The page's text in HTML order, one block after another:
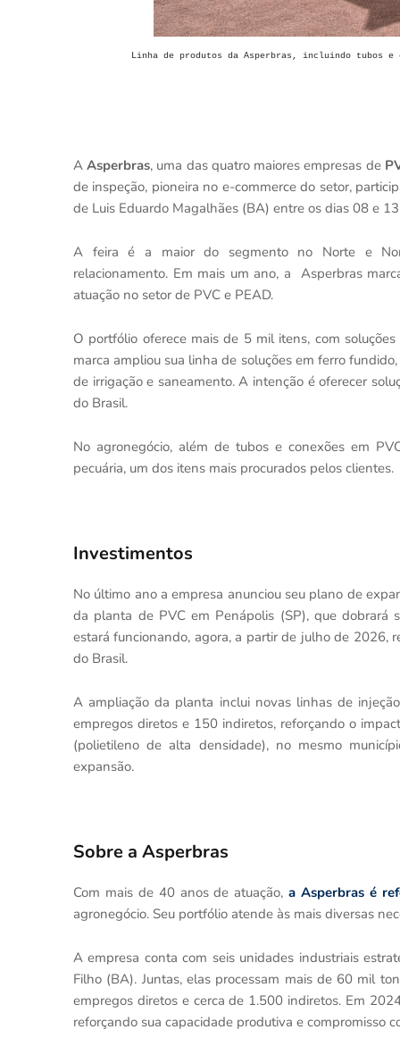
Linha de produtos da Asperbras, incluindo tubos e
AAsperbras, uma das quatro maiores empresas de
de inspeção, pioneira no e-commerce do setor,
de Luis Eduardo Magalhães (BA) entre os dias 08 e
A feira é a maior do segmento no Norte e
relacionamento. Em mais um ano, a Asperbras
atuação no setor de PVC e PEAD.
O portfólio oferece mais de 5 mil itens, com
marca ampliou sua linha de soluções em ferro
de irrigação e saneamento. A intenção é oferecer
do Brasil.
No agronegócio, além de tubos e conexões em
pecuária, um dos itens mais procurados pelos
Investimentos
No último ano a empresa anunciou seu plano de
da planta de PVC em Penápolis (SP), que dobrará
estará funcionando, agora, a partir de julho de 2026,
do Brasil.
A ampliação da planta inclui novas linhas de
empregos diretos e 150 indiretos, reforçando o
(polietileno de alta densidade), no mesmo
expansão.
Sobre a Asperbras
Com mais de 40 anos de atuação,a Asperbras é
agronegócio. Seu portfólio atende às mais diversas
A empresa conta com seis unidades industriais
Filho (BA). Juntas, elas processam mais de 60 mil
empregos diretos e cerca de 1.500 indiretos. Em
reforçando sua capacidade produtiva e compromisso